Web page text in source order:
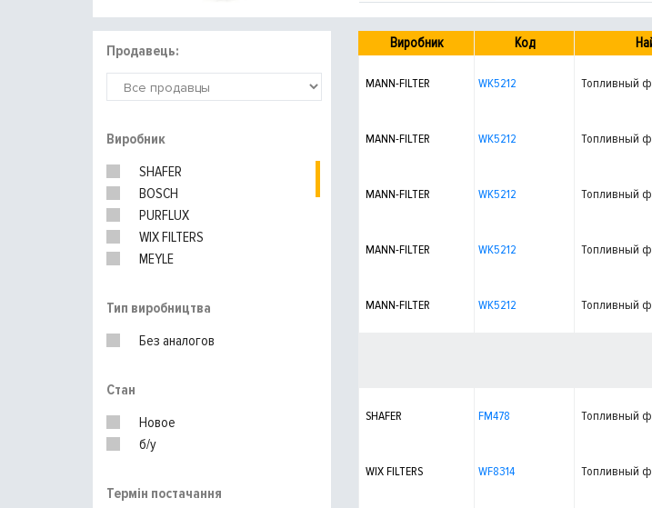
Продавець:
Виробник
SHAFER
BOSCH
PURFLUX
WIX FILTERS
MEYLE
KNECHT
Тип виробництва
Без аналогов
Стан
Новое
б/у
Термін постачання
Виробник Код
MANN-FILTER WK5212 Топливный
MANN-FILTER WK5212 Топливный
MANN-FILTER WK5212 Топливный
MANN-FILTER WK5212 Топливный
MANN-FILTER WK5212 Топливный
SHAFER FM478 Топливный
WIX FILTERS WF8314 Топливный